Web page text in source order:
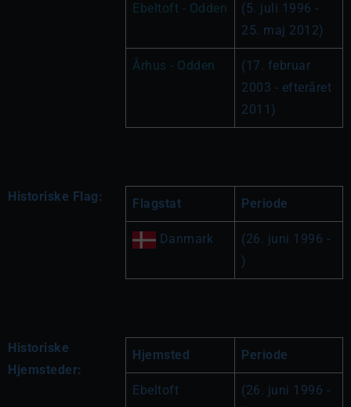
Ebeltoft - Odden
(5. juli 1996 -
25. maj 2012)
Århus - Odden
(17. februar
2003 - efteråret
2011)
Historiske Flag: Flagstat Periode
Danmark
(26. juni 1996 -
)
Historiske
Hjemsteder:
Hjemsted Periode
Ebeltoft
(26. juni 1996 -